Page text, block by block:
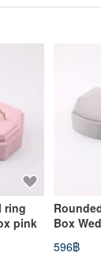
you all will like our
ring
pink
Box
Gray
596฿